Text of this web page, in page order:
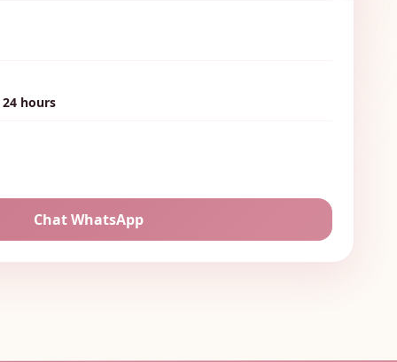
hours
Chat WhatsApp